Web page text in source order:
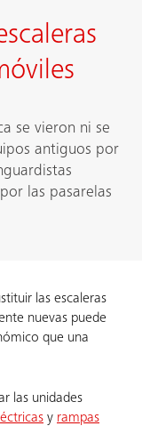
se vieron ni se
antiguos por
las pasarelas
las escaleras
nuevas puede
que una
las unidades
y rampas